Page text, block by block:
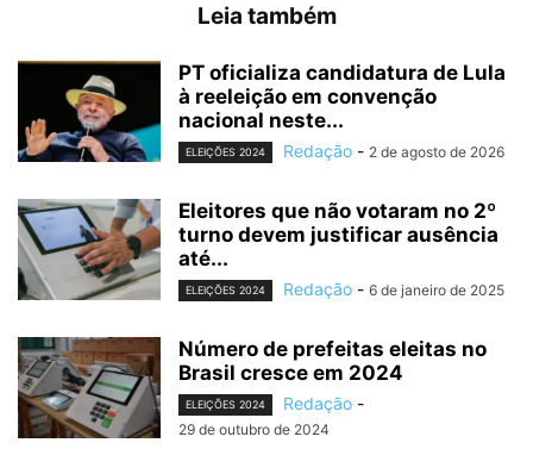
Leia também
PT oficializa candidatura de Lula
à reeleição em convenção
nacional neste...
ELEIÇÕES 2024 Redação - 2 de agosto de 2026
Eleitores que não votaram no 2º
turno devem justificar ausência
até...
ELEIÇÕES 2024 Redação - 6 de janeiro de 2025
Número de prefeitas eleitas no
Brasil cresce em 2024
ELEIÇÕES 2024 Redação -
29 de outubro de 2024